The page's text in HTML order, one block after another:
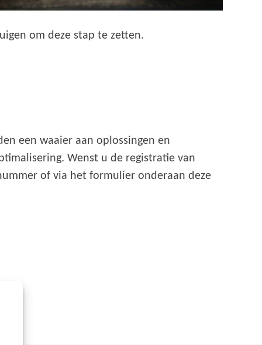
om deze stap te zetten.
een waaier aan oplossingen en
Wenst u de registratie van
of via het formulier onderaan deze